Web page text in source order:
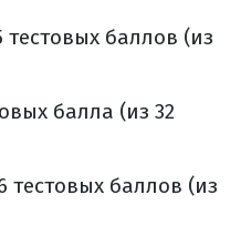
баллов (из
балла (из 32
тестовых баллов (из